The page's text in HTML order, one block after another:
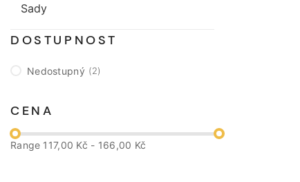
Sady
DOSTUPNOST
Nedostupný 2
CENA
Range 117,00 Kč - 166,00 Kč